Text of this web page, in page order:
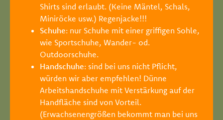
Shirts sind erlaubt. (Keine Mäntel, Schals,
Miniröcke usw.) Regenjacke!!!
Schuhe: nur Schuhe mit einer griffigen Sohle,
wie Sportschuhe, Wander- od.
Outdoorschuhe.
Handschuhe: sind bei uns nicht Pflicht,
würden wir aber empfehlen! Dünne
Arbeitshandschuhe mit Verstärkung auf der
Handfläche sind von Vorteil.
(Erwachsenengrößen bekommt man bei uns